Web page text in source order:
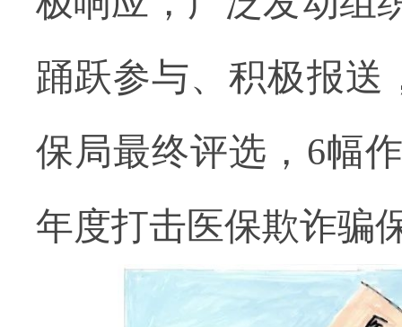
踊跃参与、积极报送
保局最终评选，6幅
年度打击医保欺诈骗